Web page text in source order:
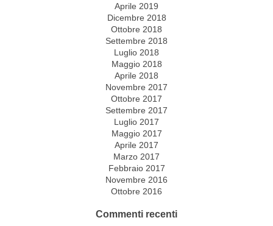
Aprile 2019
Dicembre 2018
Ottobre 2018
Settembre 2018
Luglio 2018
Maggio 2018
Aprile 2018
Novembre 2017
Ottobre 2017
Settembre 2017
Luglio 2017
Maggio 2017
Aprile 2017
Marzo 2017
Febbraio 2017
Novembre 2016
Ottobre 2016
Commenti recenti